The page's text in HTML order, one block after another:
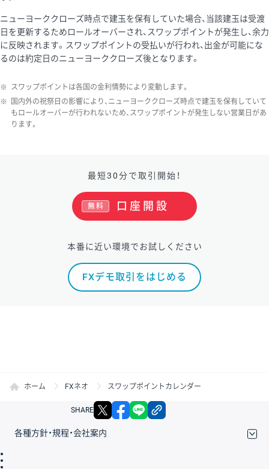
ニューヨーククローズ時点で建玉を保有していた場合、当該建玉は受渡
日を更新するためロールオーバーされ、スワップポイントが発生し、余力
に反映されます。スワップポイントの受払いが行われ、出金が可能にな
るのは約定日のニューヨーククローズ後となります。
※ スワップポイントは各国の金利情勢により変動します。
※
国内外の祝祭日の影響により、ニューヨーククローズ時点で建玉を保有していて
もロールオーバーが行われないため、スワップポイントが発生しない営業日があ
ります。
最短30分で取引開始！
口座開設
無料
本番に近い環境でお試しください
FXデモ取引をはじめる
ホーム FXネオ スワップポイントカレンダー
SHARE X facebook
各種方針・規程・会社案内